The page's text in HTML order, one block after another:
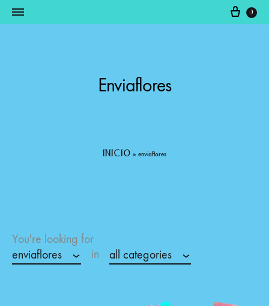
0
Enviaflores
inicio »enviaflores
You're looking for
enviaflores
in all categories